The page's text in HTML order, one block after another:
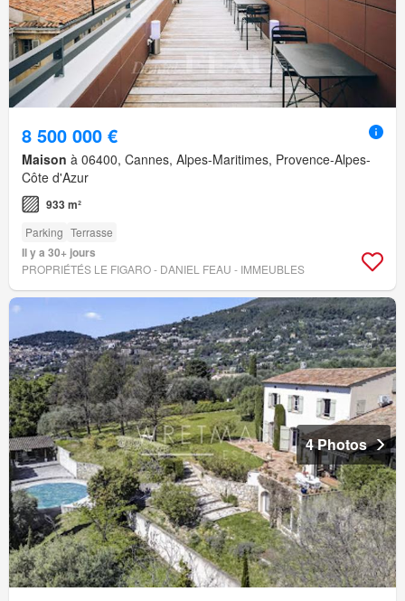
8 500 000 €
Maison à 06400, Cannes, Alpes-Maritimes, Provence-Alpes-
Côte d'Azur
933 m²
Parking Terrasse
Il y a 30+ jours
PROPRIÉTÉS LE FIGARO - DANIEL FEAU - IMMEUBLES
4 Photos